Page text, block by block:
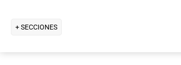
+ SECCIONES